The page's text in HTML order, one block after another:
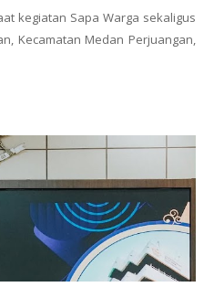
kegiatan Sapa Warga sekaligus
Kecamatan Medan Perjuangan,